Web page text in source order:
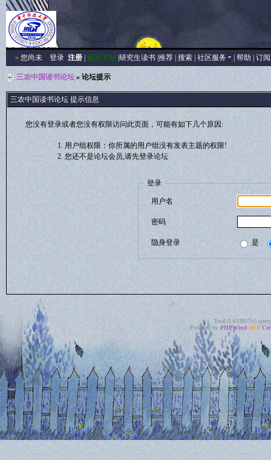
»您尚未 登录 注册| 返回主站| 研究生读书| 推荐| 搜索| 社区服务 帮助 订
三农中国读书论坛» 论坛提示
三农中国读书论坛 提示信息
您没有登录或者您没有权限访问此页面，可能有如下几个原因:
用户组权限：你所属的用户组没有发表主题的权限!
您还不是论坛会员,请先登录论坛
登录
用户名
密码
隐身登录 是
Total 0.433857(s)
Powered by PHPWind v6.0